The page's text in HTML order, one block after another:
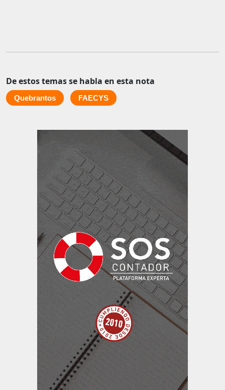
De estos temas se habla en esta nota
Quebrantos FAECYS